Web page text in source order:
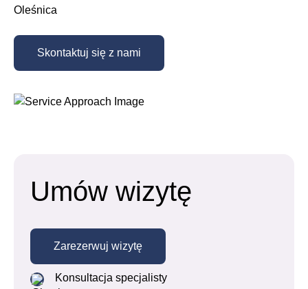
Oleśnica
Skontaktuj się z nami
Umów wizytę
Zarezerwuj wizytę
Konsultacja specjalisty